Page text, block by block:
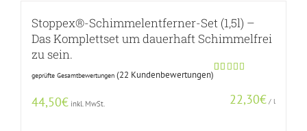
Stoppex®-Schimmelentferner-Set (1,5l) –
Das Komplettset um dauerhaft Schimmelfrei
zu sein.
von 5,
basierend
geprüfte Gesamtbewertungen (22 Kundenbewertungen)
44,50€ inkl. MwSt. 22,30€ / l